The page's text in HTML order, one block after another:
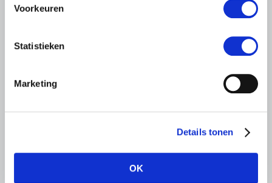
Voorkeuren
Statistieken
Marketing
Details tonen
OK